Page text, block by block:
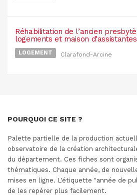
Réhabilitation de l’ancien
logements et maison
LOGEMENT Clarafond-Arcine
POURQUOI CE SITE ?
Palette partielle de la production
observatoire de la création
du département. Ces fiches sont
thématiques. Chaque année, de
mises en ligne. L'étiquette "année de
de les repérer plus facilement.